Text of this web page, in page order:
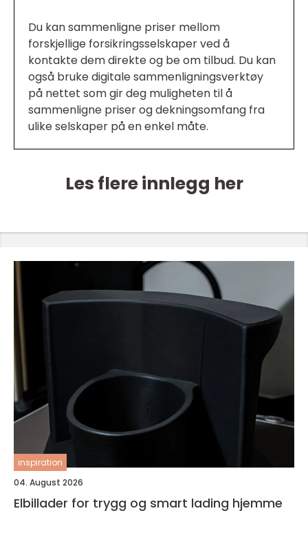
Du kan sammenligne priser mellom
forskjellige forsikringsselskaper ved å
kontakte dem direkte og be om tilbud. Du kan
også bruke digitale sammenligningsverktøy
på nettet som gir deg muligheten til å
sammenligne priser og dekningsomfang fra
ulike selskaper på en enkel måte.
Les flere innlegg her
inspiration
04. August 2026
Elbillader for trygg og smart lading hjemme